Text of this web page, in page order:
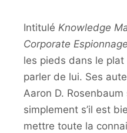
Intitulé Knowledge
Corporate Espionnage
les pieds dans le
parler de lui. Ses
Aaron D.
simplement s’il est
mettre toute la